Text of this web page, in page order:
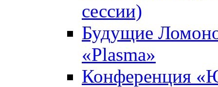
сессии)
Будущие
«Plasma»
Конференция